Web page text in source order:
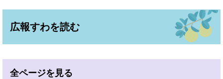
広報すわを読む
全ページを見る